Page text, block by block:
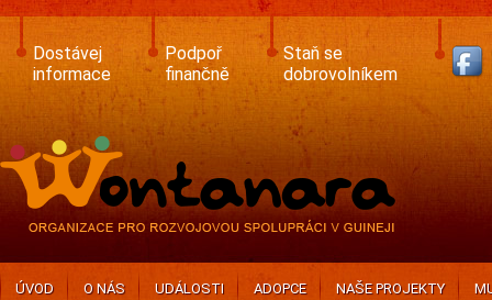
Skip
main
content
Dostávej
informace
Podpoř
finančně
Staň se
dobrovolníkem
ÚVOD O NÁS UDÁLOSTI ADOPCE NAŠE PROJEKTY